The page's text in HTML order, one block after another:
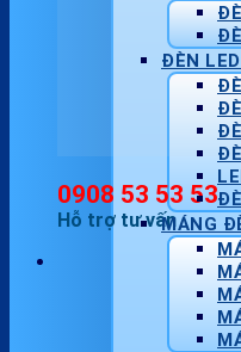
0908 53 53 53
Hỗ trợ tư vấn
ĐÈN
MÁNG